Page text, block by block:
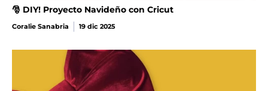
🎅 DIY! Proyecto Navideño con Cricut
Coralie Sanabria 19 dic 2025